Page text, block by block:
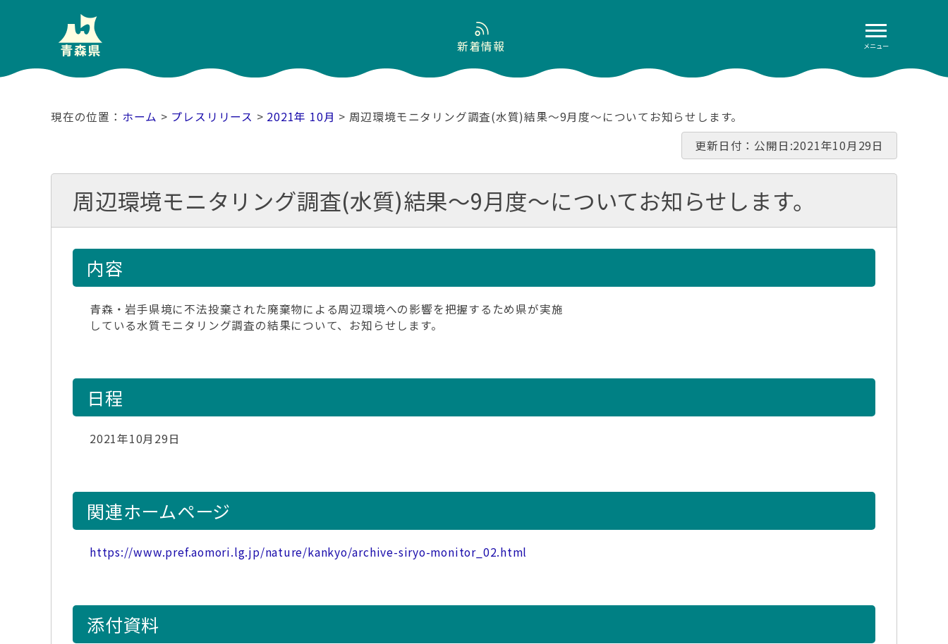
メニュー
新着情報
ホーム > プレスリリース > 2021年 10月 > 周辺環境モニタリング調査(水質)結果～9月度～についてお知らせします。
更新日付：公開日:2021年10月29日
周辺環境モニタリング調査(水質)結果～9月度～についてお知らせします。
内容
青森・岩手県境に不法投棄された廃棄物による周辺環境への影響を把握するため県が実施
している水質モニタリング調査の結果について、お知らせします。
日程
2021年10月29日
関連ホームページ
https://www.pref.aomori.lg.jp/nature/kankyo/archive-siryo-monitor_02.html
添付資料